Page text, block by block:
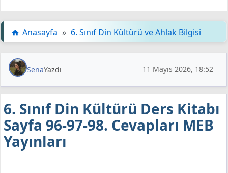
Anasayfa » 6. Sınıf Din Kültürü ve Ahlak Bilgisi
SenaYazdı 11 Mayıs 2026, 18:52
6. Sınıf Din Kültürü Ders Kitabı
Sayfa 96-97-98. Cevapları MEB
Yayınları